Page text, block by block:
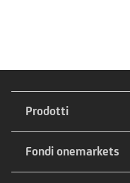
Prodotti
Fondi onemarkets